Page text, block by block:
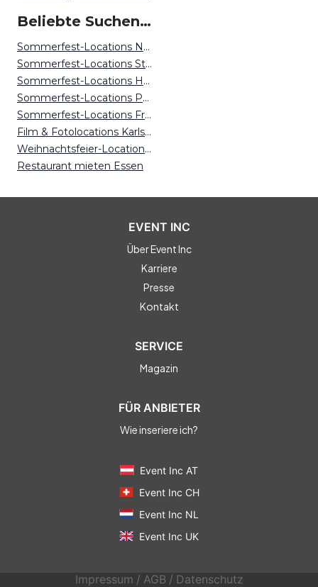
Beliebte Suchen auf Event Inc
Sommerfest-Locations Nürnberg
Sommerfest-Locations Stuttgart
Sommerfest-Locations Hamburg
Sommerfest-Locations Potsdam
Sommerfest-Locations Freiburg
Film & Fotolocations Karlsruhe
Weihnachtsfeier-Locations Magdeburg
Restaurant mieten Essen
EVENT INC
Über Event Inc
Karriere
Presse
Kontakt
SERVICE
Magazin
FÜR ANBIETER
Wie inseriere ich?
Event Inc AT
Event Inc CH
Event Inc NL
Event Inc UK
Impressum / AGB / Datenschutz